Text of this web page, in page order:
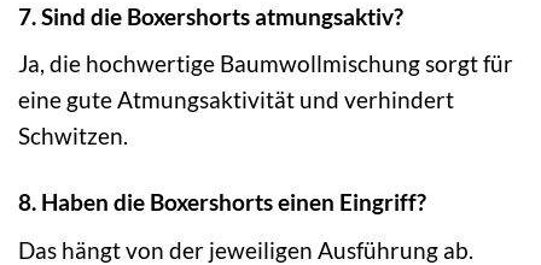
7. Sind die Boxershorts atmungsaktiv?
Ja, die hochwertige Baumwollmischung sorgt für
eine gute Atmungsaktivität und verhindert
Schwitzen.
8. Haben die Boxershorts einen Eingriff?
Das hängt von der jeweiligen Ausführung ab.